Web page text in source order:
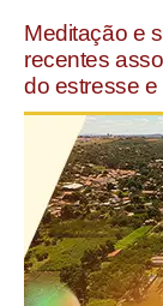
Meditação e
recentes
do estresse